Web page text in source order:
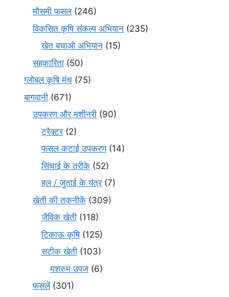
मौसमी फसल(246)
विकसित कृषि संकल्प अभियान (235)
खेत बचाओ अभियान (15)
सहकारिता (50)
ग्लोबल कृषि मंच (75)
बागवानी (671)
उपकरण और मशीनरी (90)
ट्रैक्टर(2)
फसल कटाई उपकरण(14)
सिंचाई के तरीके (52)
हल / जुताई के यंत्र(7)
खेती की तकनीकें (309)
जैविक खेती (118)
टिकाऊ कृषि(125)
सटीक खेती (103)
मशरुम उपज (6)
फसलें(301)